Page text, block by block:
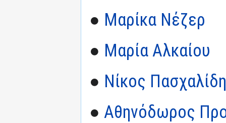
● Μαρίκα Νέζερ
● Μαρία Αλκαίου
● Νίκος
● Αθηνόδωρος